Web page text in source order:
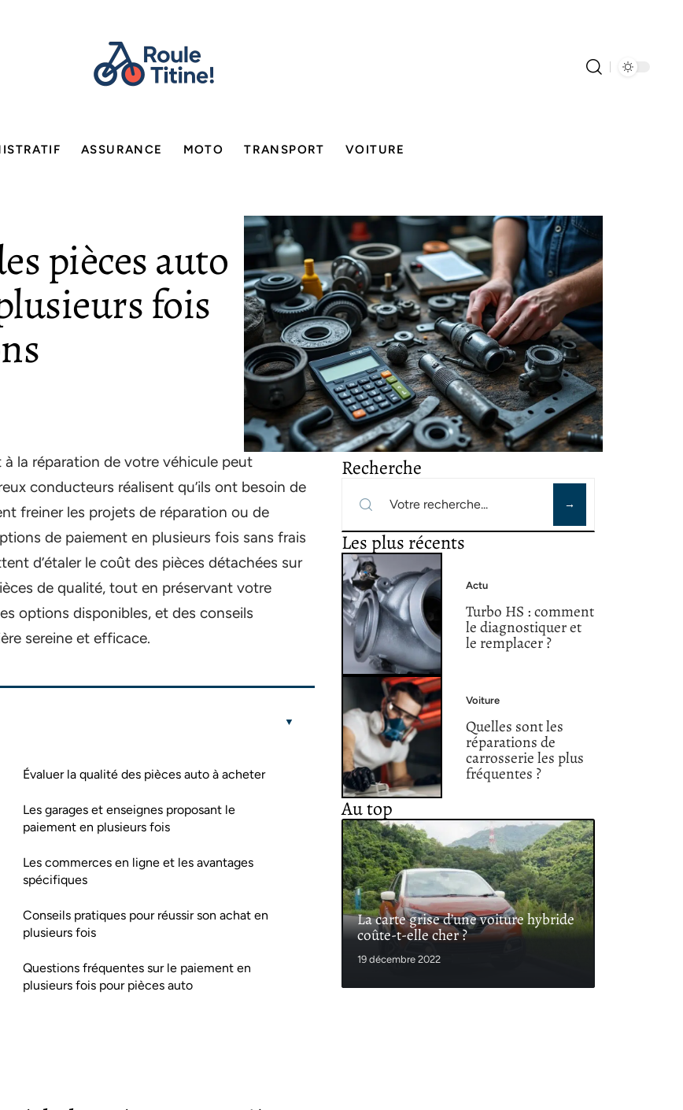
ASSURANCE MOTO TRANSPORT VOITURE
pièces auto
fois
à la réparation de votre véhicule peut
conducteurs réalisent qu’ils ont besoin de
freiner les projets de réparation ou de
de paiement en plusieurs fois sans frais
d’étaler le coût des pièces détachées sur
de qualité, tout en préservant votre
options disponibles, et des conseils
sereine et efficace.
Évaluer la qualité des pièces auto à acheter
Les garages et enseignes proposant le
paiement en plusieurs fois
Les commerces en ligne et les avantages
spécifiques
Conseils pratiques pour réussir son achat en
plusieurs fois
Questions fréquentes sur le paiement en
plusieurs fois pour pièces auto
Recherche
Les plus récents
Actu
Turbo HS : comment
le diagnostiquer et
le remplacer ?
Voiture
Quelles sont les
réparations de
carrosserie les plus
fréquentes ?
Au top
La carte grise d’une voiture hybride
coûte-t-elle cher ?
19 décembre 2022